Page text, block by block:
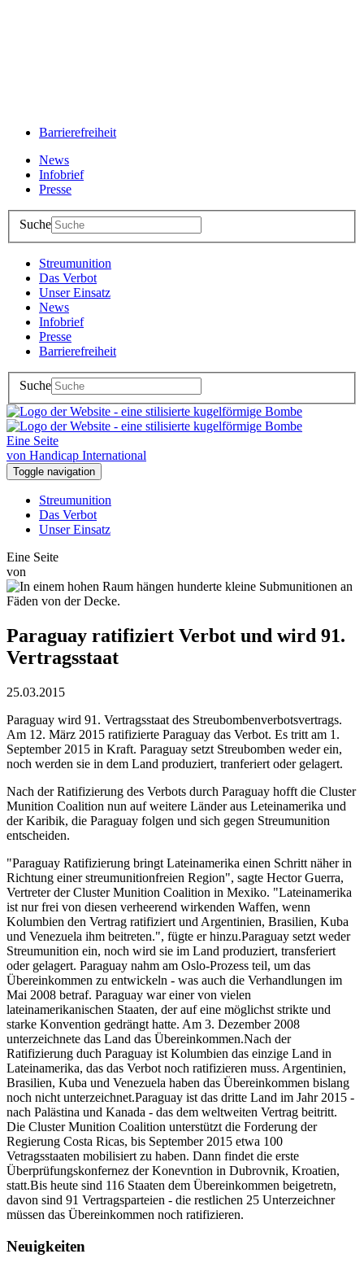
Barrierefreiheit
News
Infobrief
Presse
Suche
Streumunition
Das Verbot
Unser Einsatz
News
Infobrief
Presse
Barrierefreiheit
Suche
Eine Seite
von Handicap International
Toggle navigation
Streumunition
Das Verbot
Unser Einsatz
Eine Seite
von
Paraguay ratifiziert Verbot und wird 91.
Vertragsstaat
25.03.2015
Paraguay wird 91. Vertragsstaat des Streubombenverbotsvertrags.
Am 12. März 2015 ratifizierte Paraguay das Verbot. Es tritt am 1.
September 2015 in Kraft. Paraguay setzt Streubomben weder ein,
noch werden sie in dem Land produziert, tranferiert oder gelagert.
Nach der Ratifizierung des Verbots durch Paraguay hofft die Cluster
Munition Coalition nun auf weitere Länder aus Leteinamerika und
der Karibik, die Paraguay folgen und sich gegen Streumunition
entscheiden.
"Paraguay Ratifizierung bringt Lateinamerika einen Schritt näher in
Richtung einer streumunitionfreien Region", sagte Hector Guerra,
Vertreter der Cluster Munition Coalition in Mexiko. "Lateinamerika
ist nur frei von diesen verheerend wirkenden Waffen, wenn
Kolumbien den Vertrag ratifiziert und Argentinien, Brasilien, Kuba
und Venezuela ihm beitreten.", fügte er hinzu.Paraguay setzt weder
Streumunition ein, noch wird sie im Land produziert, transferiert
oder gelagert. Paraguay nahm am Oslo-Prozess teil, um das
Übereinkommen zu entwickeln - was auch die Verhandlungen im
Mai 2008 betraf. Paraguay war einer von vielen
lateinamerikanischen Staaten, der auf eine möglichst strikte und
starke Konvention gedrängt hatte. Am 3. Dezember 2008
unterzeichnete das Land das Übereinkommen.Nach der
Ratifizierung duch Paraguay ist Kolumbien das einzige Land in
Lateinamerika, das das Verbot noch ratifizieren muss. Argentinien,
Brasilien, Kuba und Venezuela haben das Übereinkommen bislang
noch nicht unterzeichnet.Paraguay ist das dritte Land im Jahr 2015 -
nach Palästina und Kanada - das dem weltweiten Vertrag beitritt.
Die Cluster Munition Coalition unterstützt die Forderung der
Regierung Costa Ricas, bis September 2015 etwa 100
Vetragsstaaten mobilisiert zu haben. Dann findet die erste
Überprüfungskonfernez der Konevntion in Dubrovnik, Kroatien,
statt.Bis heute sind 116 Staaten dem Übereinkommen beigetretn,
davon sind 91 Vertragsparteien - die restlichen 25 Unterzeichner
müssen das Übereinkommen noch ratifizieren.
Neuigkeiten